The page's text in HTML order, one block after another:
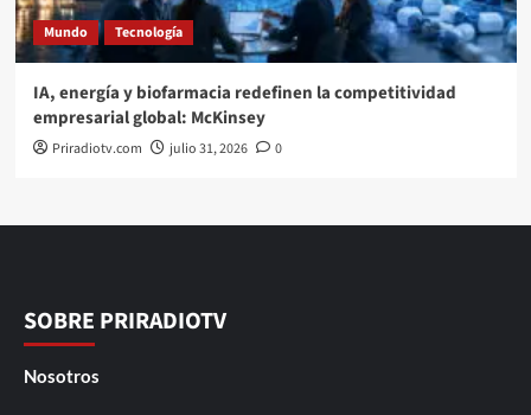
Mundo Tecnología
IA, energía y biofarmacia redefinen la competitividad
empresarial global: McKinsey
Priradiotv.com julio 31, 2026 0
SOBRE PRIRADIOTV
Nosotros